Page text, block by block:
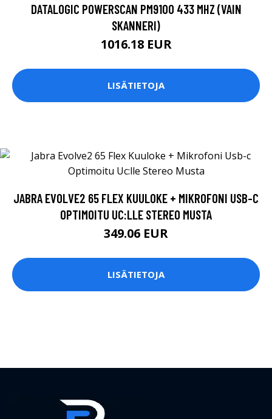
DATALOGIC POWERSCAN PM9100 433 MHZ (VAIN
SKANNERI)
1016.18 EUR
LISÄTIETOJA
JABRA EVOLVE2 65 FLEX KUULOKE + MIKROFONI USB-C
OPTIMOITU UC:LLE STEREO MUSTA
349.06 EUR
LISÄTIETOJA